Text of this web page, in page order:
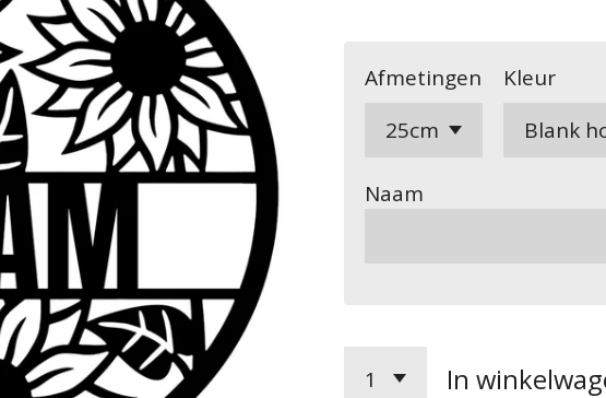
Afmetingen Kleur
Naam
In